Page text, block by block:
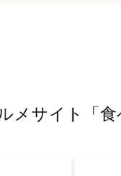
メサイト「